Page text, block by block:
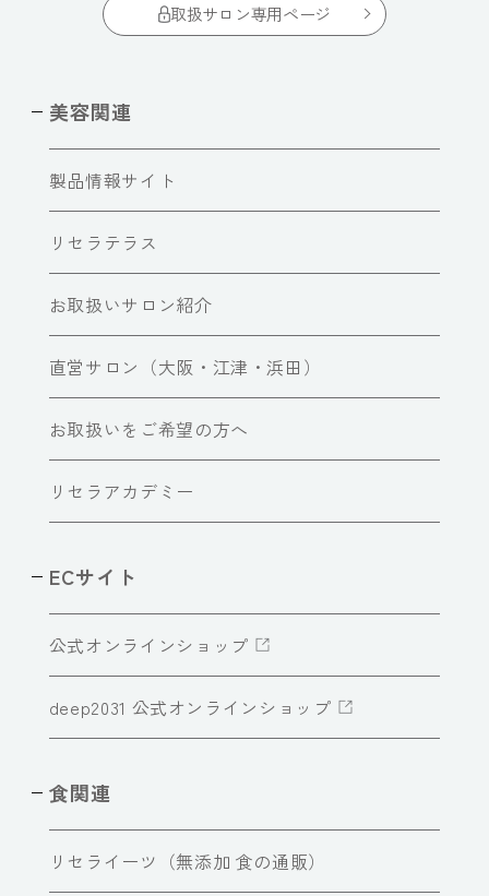
取扱サロン専用ページ
美容関連
製品情報サイト
リセラテラス
お取扱いサロン紹介
直営サロン（大阪・江津・浜田）
お取扱いをご希望の方へ
リセラアカデミー
ECサイト
公式オンラインショップ
deep2031 公式オンラインショップ
食関連
リセライーツ（無添加 食の通販）